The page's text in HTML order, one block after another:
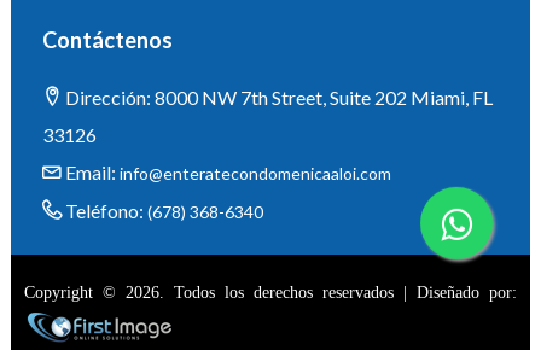
Contáctenos
Dirección: 8000 NW 7th Street, Suite 202 Miami, FL
33126
Email: info@enteratecondomenicaaloi.com
Teléfono: (678) 368-6340
Copyright © 2026. Todos los derechos reservados | Diseñado por: